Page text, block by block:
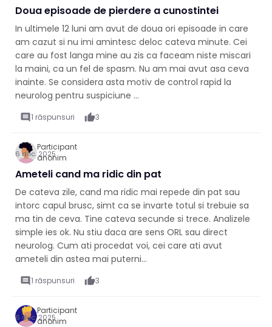
Doua episoade de pierdere a cunostintei
In ultimele 12 luni am avut de doua ori episoade in care
am cazut si nu imi amintesc deloc cateva minute. Cei
care au fost langa mine au zis ca faceam niste miscari
la maini, ca un fel de spasm. Nu am mai avut asa ceva
inainte. Se considera asta motiv de control rapid la
neurolog pentru suspiciune ...
comment 1 răspunsuri thumb_up3
Participant
anonim
6 dec. 2025
Ameteli cand ma ridic din pat
De cateva zile, cand ma ridic mai repede din pat sau
intorc capul brusc, simt ca se invarte totul si trebuie sa
ma tin de ceva. Tine cateva secunde si trece. Analizele
simple ies ok. Nu stiu daca are sens ORL sau direct
neurolog. Cum ati procedat voi, cei care ati avut
ameteli din astea mai puterni...
comment 1 răspunsuri thumb_up3
Participant
anonim
6 dec. 2025